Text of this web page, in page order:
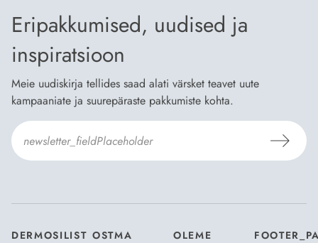
Eripakkumised, uudised ja
inspiratsioon
Meie uudiskirja tellides saad alati värsket teavet uute
kampaaniate ja suurepäraste pakkumiste kohta.
DERMOSILIST OSTMA
OLEME